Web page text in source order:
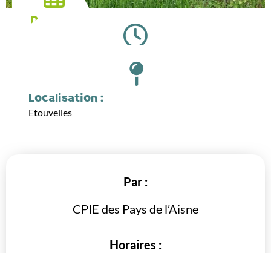
Date :
Localisation :
Etouvelles
Par :
CPIE des Pays de l’Aisne
Horaires :